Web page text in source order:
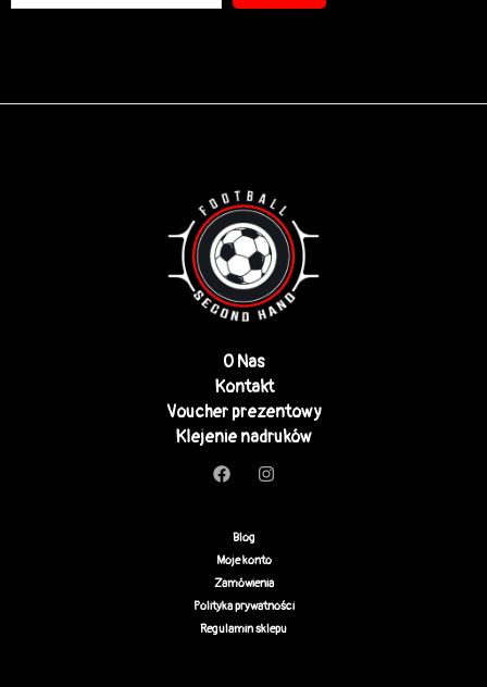
O Nas
Kontakt
Voucher prezentowy
Klejenie nadruków
Blog
Moje konto
Zamówienia
Polityka prywatności
Regulamin sklepu